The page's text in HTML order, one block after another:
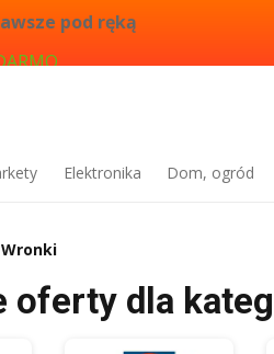
pod ręką
Elektronika Dom, ogród
oferty dla